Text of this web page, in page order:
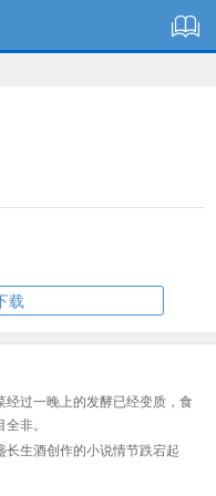
载
过一晚上的发酵已经变质，食
非。
生酒创作的小说情节跌宕起